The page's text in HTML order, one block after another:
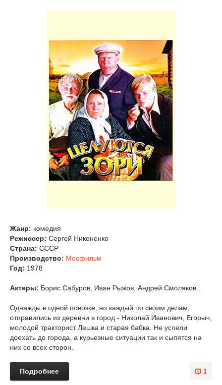
Жанр: комедия
Режиссер: Сергей Никоненко
Страна: СССР
Производство: Мосфильм
Год: 1978
Актеры: Борис Сабуров, Иван Рыжов, Андрей Смоляков...
Однажды в одной повозке, но каждый по своим делам,
отправились из деревни в город - Николай Иванович, Егорыч,
молодой тракторист Лешка и старая бабка. Не успели
доехать до города, а курьезные ситуации так и сыпятся на
них со всех сторон.
1
Подробнее